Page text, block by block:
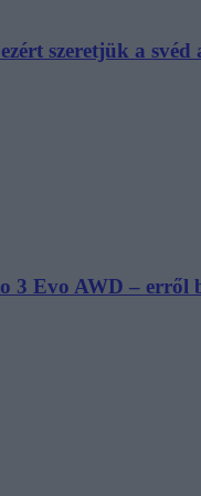
szeretjük a svéd
Evo AWD – erről